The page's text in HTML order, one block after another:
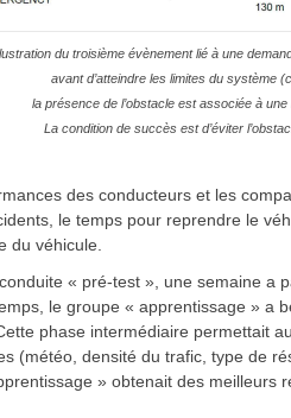
du troisième évènement lié à une
avant d’atteindre les limites du système
la présence de l’obstacle est associée à
La condition de succès est d’éviter
des conducteurs et les
le temps pour reprendre le
du véhicule.
« pré-test », une semaine a
le groupe « apprentissage » a
phase intermédiaire permettait
(météo, densité du trafic, type de
» obtenait des meilleurs